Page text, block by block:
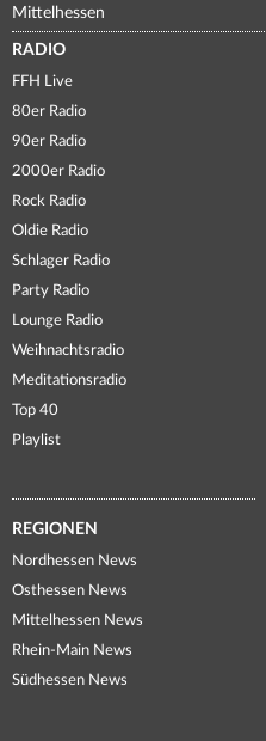
Mittelhessen
RADIO
FFH Live
80er Radio
90er Radio
2000er Radio
Rock Radio
Oldie Radio
Schlager Radio
Party Radio
Lounge Radio
Weihnachtsradio
Meditationsradio
Top 40
Playlist
REGIONEN
Nordhessen News
Osthessen News
Mittelhessen News
Rhein-Main News
Südhessen News